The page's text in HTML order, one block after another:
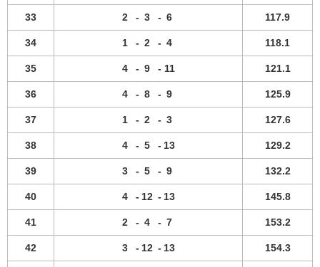
33 2 - 3 - 6 117.9
34 1 - 2 - 4 118.1
35 4 - 9 - 11 121.1
36 4 - 8 - 9 125.9
37 1 - 2 - 3 127.6
38 4 - 5 - 13 129.2
39 3 - 5 - 9 132.2
40 4 - 12 - 13 145.8
41 2 - 4 - 7 153.2
42 3 - 12 - 13 154.3